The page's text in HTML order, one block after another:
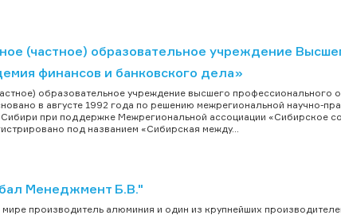
(частное) образовательное учреждение
финансов и банковского дела»
образовательное учреждение высшего профессионального
в августе 1992 года по решению межрегиональной научно-
при поддержке Межрегиональной ассоциации «Сибирское
под названием «Сибирская между...
Менеджмент Б.В."
производитель алюминия и один из крупнейших